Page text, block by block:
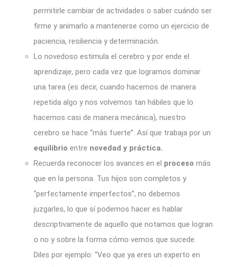
permitirle cambiar de actividades o saber cuándo ser
firme y animarlo a mantenerse como un ejercicio de
paciencia, resiliencia y determinación.
Lo novedoso estimula el cerebro y por ende el
aprendizaje, pero cada vez que logramos dominar
una tarea (es decir, cuando hacemos de manera
repetida algo y nos volvemos tan hábiles que lo
hacemos casi de manera mecánica), nuestro
cerebro se hace “más fuerte”. Así que trabaja por un
equilibrio entre novedad y práctica.
Recuerda reconocer los avances en el proceso más
que en la persona. Tus hijos son completos y
“perfectamente imperfectos”, no debemos
juzgarles, lo que sí podemos hacer es hablar
descriptivamente de aquello que notamos que logran
o no y sobre la forma cómo vemos que sucede.
Diles por ejemplo: “Veo que ya eres un experto en